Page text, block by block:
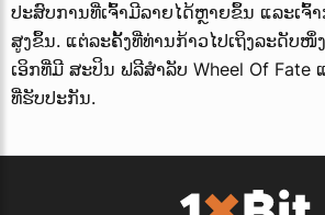
ປະສົບການທີ່ເຈົ້າມີລາຍໄດ້ຫຼາຍຂຶ້ນ ແລະເຈົ້
ສູງຂຶ້ນ. ແຕ່ລະຄັ້ງທີ່ທ່ານກ້າວໄປເຖິງລະດັບ
ເອິກທີ່ມີ ສະປິນ ຟລີສຳລັບ Wheel Of Fate
ທີ່ຮັບປະກັນ.